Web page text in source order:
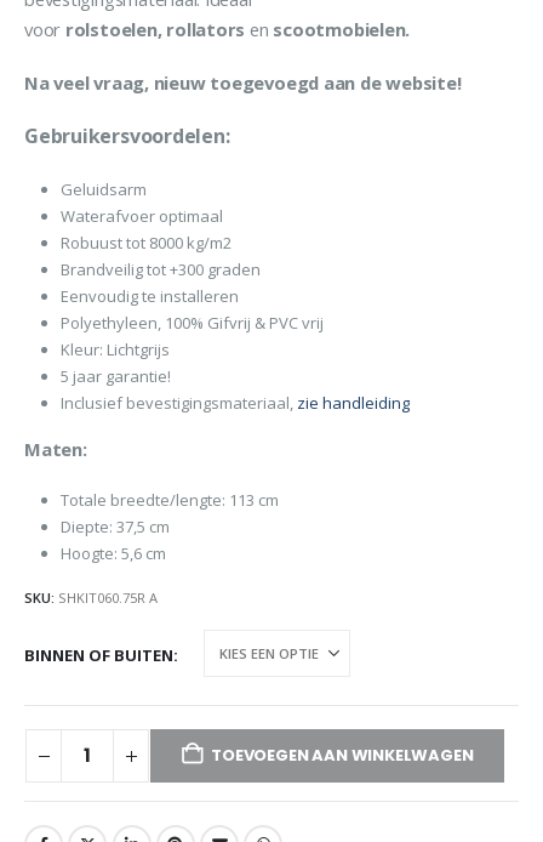
voor rolstoelen, rollators en scootmobielen.
Na veel vraag, nieuw toegevoegd aan de website!
Gebruikersvoordelen:
Geluidsarm
Waterafvoer optimaal
Robuust tot 8000 kg/m2
Brandveilig tot +300 graden
Eenvoudig te installeren
Polyethyleen, 100% Gifvrij & PVC vrij
Kleur: Lichtgrijs
5 jaar garantie!
Inclusief bevestigingsmateriaal, zie handleiding
Maten:
Totale breedte/lengte: 113 cm
Diepte: 37,5 cm
Hoogte: 5,6 cm
SKU: SHKIT060.75R A
BINNEN OF BUITEN
TOEVOEGEN AAN WINKELWAGEN